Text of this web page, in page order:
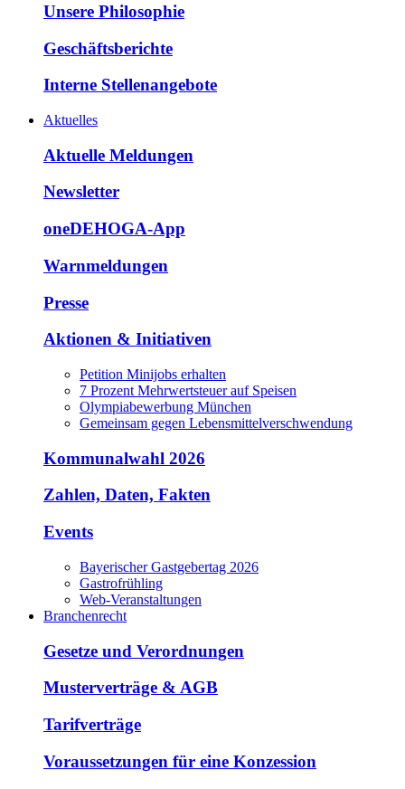
Unsere Philosophie
Geschäftsberichte
Interne Stellenangebote
Aktuelles
Aktuelle Meldungen
Newsletter
oneDEHOGA-App
Warnmeldungen
Presse
Aktionen & Initiativen
Petition Minijobs erhalten
7 Prozent Mehrwertsteuer auf Speisen
Olympiabewerbung München
Gemeinsam gegen Lebensmittelverschwendung
Kommunalwahl 2026
Zahlen, Daten, Fakten
Events
Bayerischer Gastgebertag 2026
Gastrofrühling
Web-Veranstaltungen
Branchenrecht
Gesetze und Verordnungen
Musterverträge & AGB
Tarifverträge
Voraussetzungen für eine Konzession